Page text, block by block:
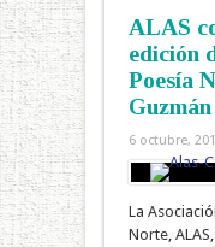
ALAS
edición
Poesía
6 octubre,
La
Norte,